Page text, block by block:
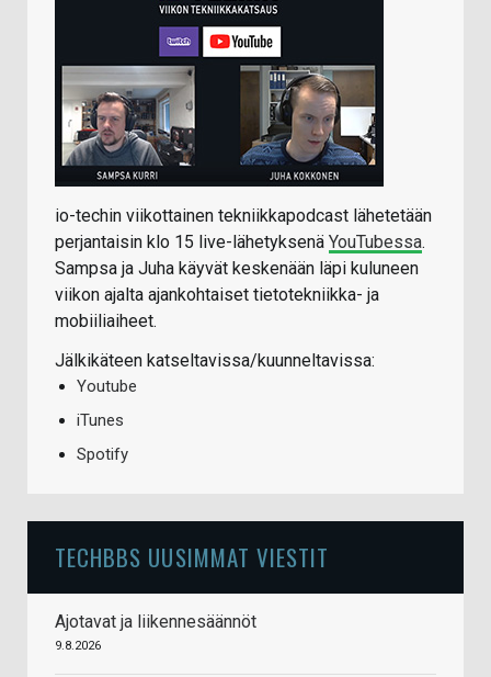
io-techin viikottainen tekniikkapodcast lähetetään
perjantaisin klo 15 live-lähetyksenä YouTubessa.
Sampsa ja Juha käyvät keskenään läpi kuluneen
viikon ajalta ajankohtaiset tietotekniikka- ja
mobiiliaiheet.
Jälkikäteen katseltavissa/kuunneltavissa:
Youtube
iTunes
Spotify
TECHBBS UUSIMMAT VIESTIT
Ajotavat ja liikennesäännöt
9.8.2026